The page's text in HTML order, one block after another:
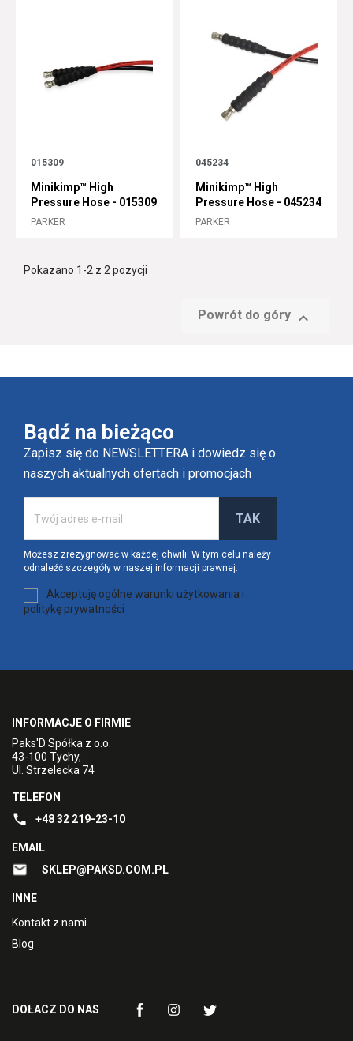
015309
Minikimp™ High
Pressure Hose - 015309
PARKER
045234
Minikimp™ High
Pressure Hose - 045234
PARKER
Pokazano 1-2 z 2 pozycji
Powrót do góry 
Bądź na bieżąco
Zapisz się do NEWSLETTERA i dowiedz się o
naszych aktualnych ofertach i promocjach
Możesz zrezygnować w każdej chwili. W tym celu należy
odnaleźć szczegóły w naszej informacji prawnej.
Akceptuję ogólne warunki użytkowania i
politykę prywatności
INFORMACJE O FIRMIE
Paks'D Spółka z o.o.
43-100 Tychy,
Ul. Strzelecka 74
TELEFON
+48 32 219-23-10
EMAIL
SKLEP@PAKSD.COM.PL
INNE
Kontakt z nami
Blog
DOŁACZ DO NAS